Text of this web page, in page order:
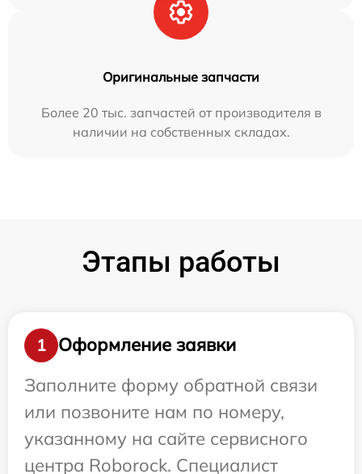
Оригинальные запчасти
Более 20 тыс. запчастей от производителя в
наличии на собственных складах.
Этапы работы
1
Оформление заявки
Заполните форму обратной связи
или позвоните нам по номеру,
указанному на сайте сервисного
центра Roborock. Специалист